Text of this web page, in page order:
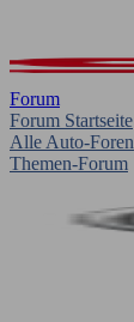
Forum
Forum Startseite
Alle Auto-Foren
Themen-Forum